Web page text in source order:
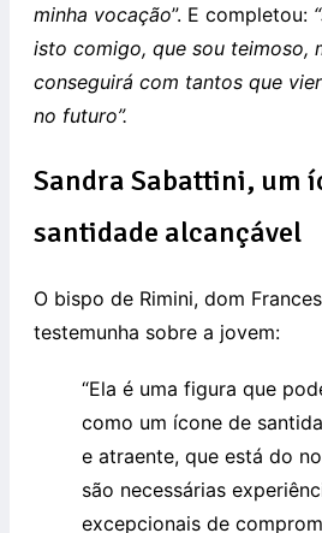
minha vocação”. E completou:
isto comigo, que sou teimoso,
conseguirá com tantos que
no futuro”.
Sandra Sabattini, um
santidade alcançável
O bispo de Rimini, dom
testemunha sobre a jovem:
“Ela é uma figura que
como um ícone de
e atraente, que está do
são necessárias
excepcionais de